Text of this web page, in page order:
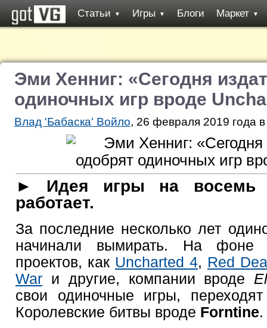
Статьи ▼ Игры ▼ Блоги Маркет ▼
Эми Хенниг: «Сегодня
одиночных игр вроде
Влад 'Бабаска' Войло, 26 февраля 2019 года
► Идея игры на восемь
работает.
За последние несколько лет
начинали вымирать. На фоне
проектов, как Uncharted 4, Red
War и другие, компании вроде
свои одиночные игры,
Королевские битвы вроде Forntine.